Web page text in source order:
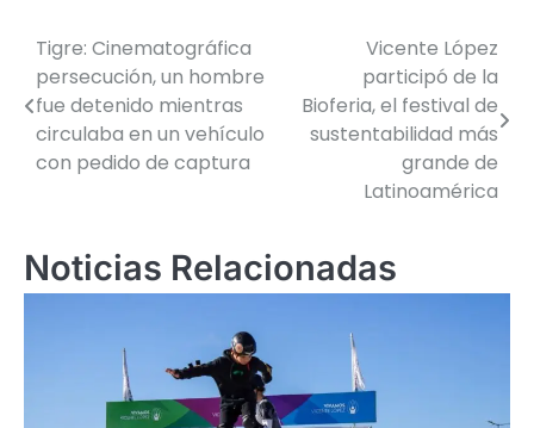
Navegación
de
entradas
Tigre: Cinematográfica
persecución, un hombre
fue detenido mientras
circulaba en un vehículo
con pedido de captura
Vicente López
participó de la
Bioferia, el festival de
sustentabilidad más
grande de
Latinoamérica
Noticias Relacionadas